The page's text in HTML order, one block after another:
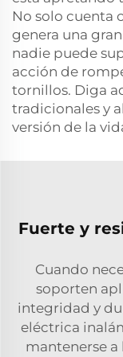
No solo cuenta
genera una
nadie puede
acción de
tornillos. Diga
tradicionales y
versión de la
Fuerte y
Cuando
soporten
integridad y
eléctrica
mantenerse